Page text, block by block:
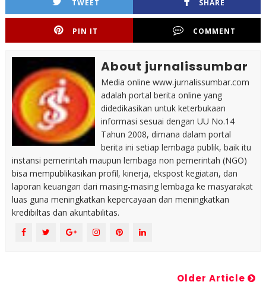
TWEET SHARE
PIN IT COMMENT
About jurnalissumbar
Media online www.jurnalissumbar.com
adalah portal berita online yang
didedikasikan untuk keterbukaan
informasi sesuai dengan UU No.14
Tahun 2008, dimana dalam portal
berita ini setiap lembaga publik, baik itu
instansi pemerintah maupun lembaga non pemerintah (NGO)
bisa mempublikasikan profil, kinerja, ekspost kegiatan, dan
laporan keuangan dari masing-masing lembaga ke masyarakat
luas guna meningkatkan kepercayaan dan meningkatkan
kredibiltas dan akuntabilitas.
Older Article